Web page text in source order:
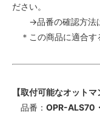
ださい。
→品番の確認方法
＊この商品に適合す
【取付可能なオットマ
品番： OPR-ALS70